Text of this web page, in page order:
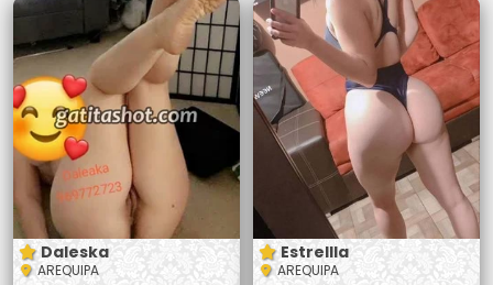
Daleska
AREQUIPA
Estrellla
AREQUIPA